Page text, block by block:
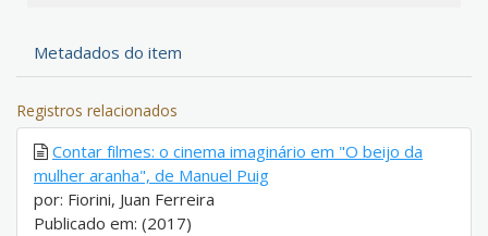
Metadados do item
Registros relacionados
Contar filmes: o cinema imaginário em "O beijo da
mulher aranha", de Manuel Puig
por: Fiorini, Juan Ferreira
Publicado em: (2017)